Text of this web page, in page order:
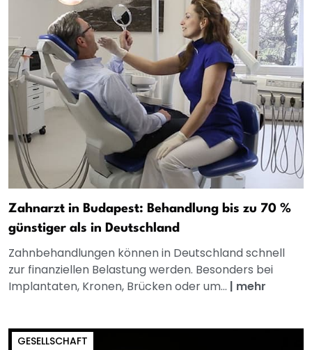
Zahnarzt in Budapest: Behandlung bis zu 70 %
günstiger als in Deutschland
Zahnbehandlungen können in Deutschland schnell
zur finanziellen Belastung werden. Besonders bei
Implantaten, Kronen, Brücken oder um... | mehr
GESELLSCHAFT